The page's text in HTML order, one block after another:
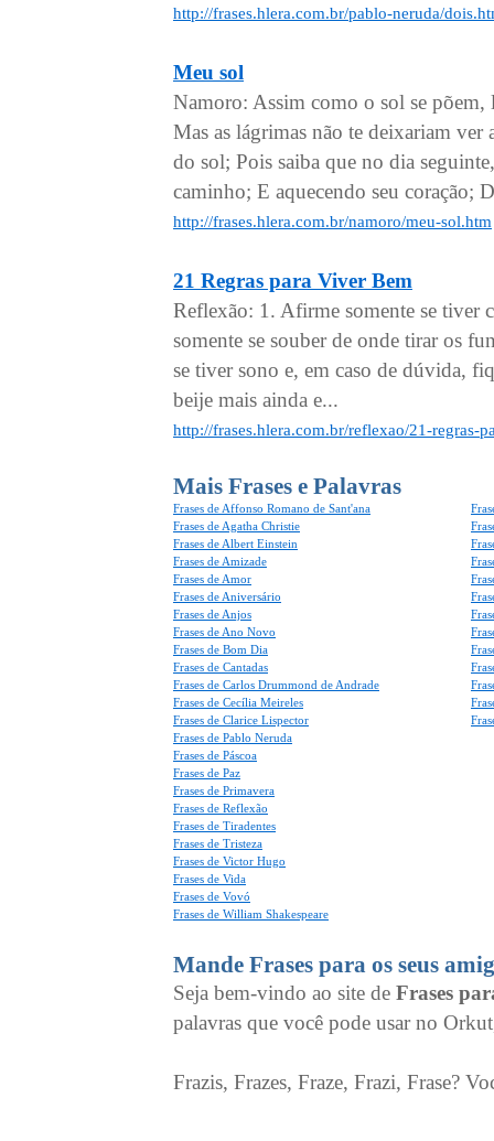
http://frases.hlera.com.br/pablo-neruda/
Meu sol
Namoro: Assim como o sol se põem,
Mas as lágrimas não te deixariam ver
do sol; Pois saiba que no dia
caminho; E aquecendo seu coração;
http://frases.hlera.com.br/namoro/meu-sol.htm
21 Regras para Viver Bem
Reflexão: 1. Afirme somente se tiver
somente se souber de onde tirar os
se tiver sono e, em caso de dúvida,
beije mais ainda e...
http://frases.hlera.com.br/reflexao/21-regras-
Mais Frases e Palavras
Frases de Affonso Romano de Sant'ana
Frases de Agatha Christie
Frases de Albert Einstein
Frases de Amizade
Frases de Amor
Frases de Aniversário
Frases de Anjos
Frases de Ano Novo
Frases de Bom Dia
Frases de Cantadas
Frases de Carlos Drummond de Andrade
Frases de Cecília Meireles
Frases de Clarice Lispector
Frases de Pablo Neruda
Frases de Páscoa
Frases de Paz
Frases de Primavera
Frases de Reflexão
Frases de Tiradentes
Frases de Tristeza
Frases de Victor Hugo
Frases de Vida
Frases de Vovó
Frases de William Shakespeare
Mande Frases para os seus
Seja bem-vindo ao site de Frases
palavras que você pode usar no
Frazis, Frazes, Fraze, Frazi, Frase?